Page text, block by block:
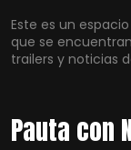
Este es un
que se
trailers y noticias
Pauta con